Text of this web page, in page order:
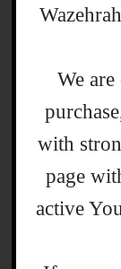
پہلے کہ وہ ہفتے کے آخر میں FATF کے
لبنان
ملک کے
کرنے
🔥🚀
We
with
page
active